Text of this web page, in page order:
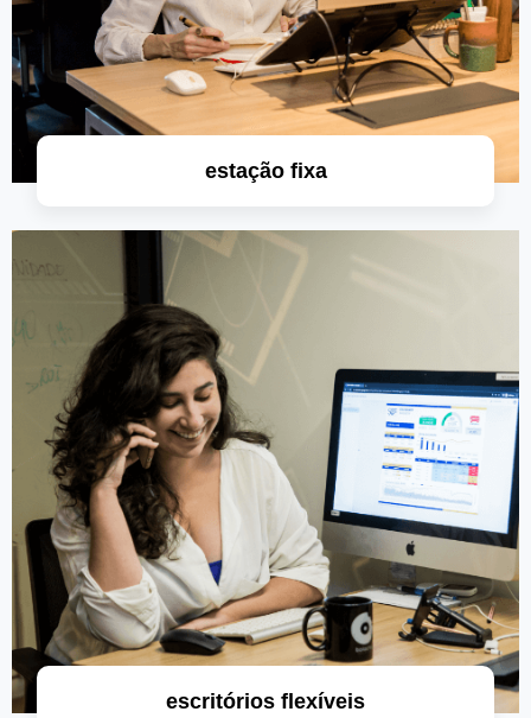
estação fixa
saiba mais
escritórios flexíveis